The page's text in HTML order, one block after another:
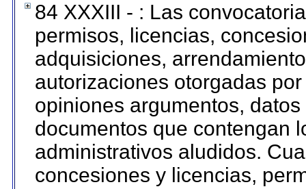
84 XXXIII - : Las
permisos, licencias,
adquisiciones,
autorizaciones otorgadas
opiniones argumentos,
documentos que contengan
administrativos aludidos.
concesiones y licencias,